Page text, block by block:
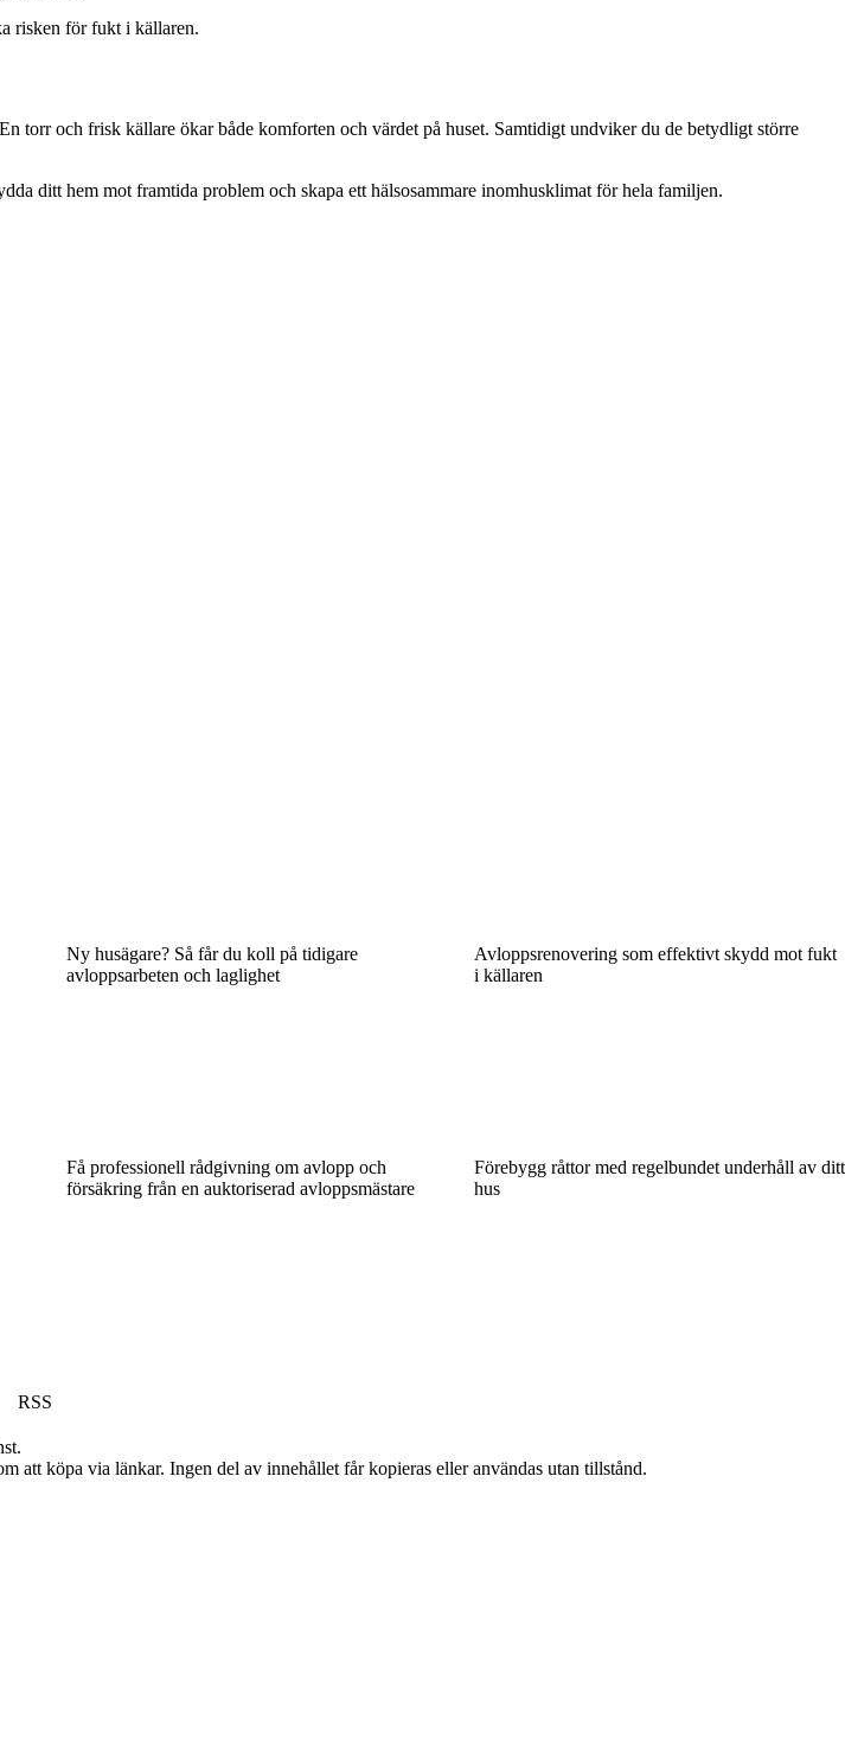
risken för fukt i källaren.
torr och frisk källare ökar både komforten och värdet på huset. Samtidigt undviker du de betydligt större
ditt hem mot framtida problem och skapa ett hälsosammare inomhusklimat för hela familjen.
Ny husägare? Så får du koll på tidigare
avloppsarbeten och laglighet
Avloppsrenovering som effektivt skydd mot fukt
i källaren
Få professionell rådgivning om avlopp och
försäkring från en auktoriserad avloppsmästare
Förebygg råttor med regelbundet underhåll av ditt
hus
RSS
att köpa via länkar. Ingen del av innehållet får kopieras eller användas utan tillstånd.